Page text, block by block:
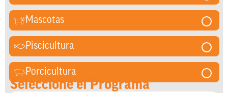
Mascotas
Piscicultura
Porcicultura
Seleccione el Programa